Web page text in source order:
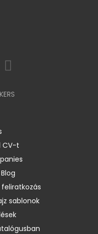
CV-t
sablonok